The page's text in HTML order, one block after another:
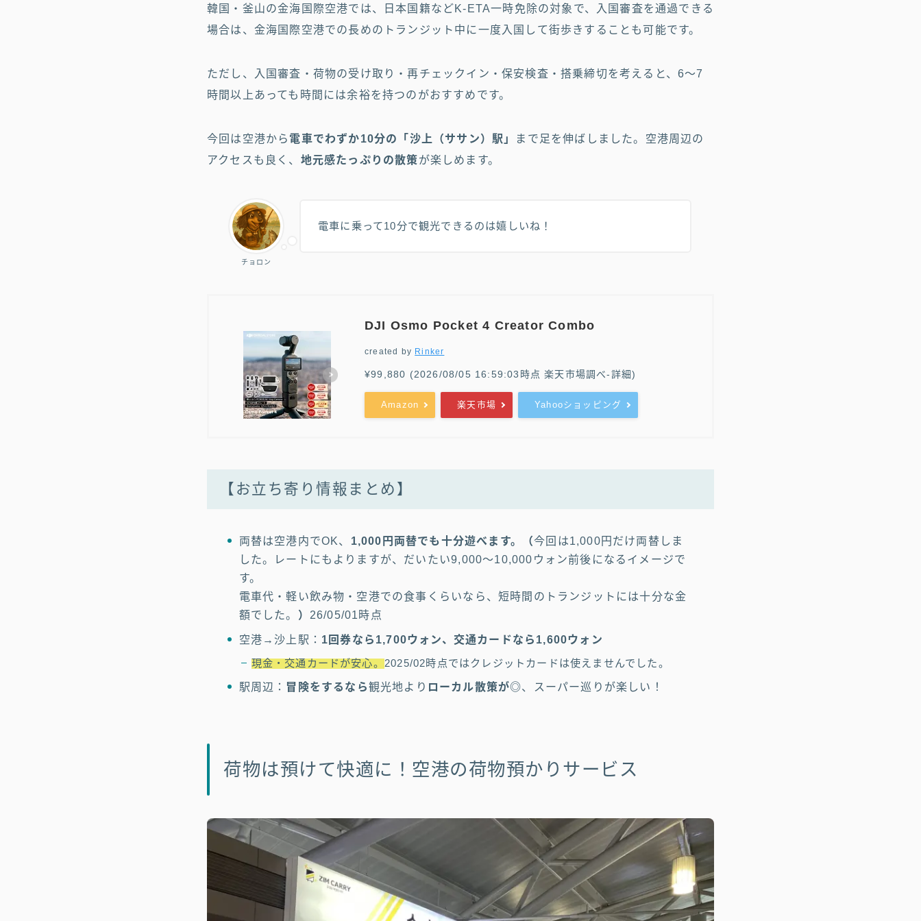
韓国・釜山の金海国際空港では、日本国籍などK-ETA一時免除の対象で、入国審査を通過できる
場合は、金海国際空港での長めのトランジット中に一度入国して街歩きすることも可能です。
ただし、入国審査・荷物の受け取り・再チェックイン・保安検査・搭乗締切を考えると、6〜7
時間以上あっても時間には余裕を持つのがおすすめです。
今回は空港から 電車でわずか10分の「沙上（ササン）駅」
まで足を伸ばしました。空港周辺の
アクセスも良く、 地元感たっぷりの散策が楽しめます。
チョロン
電車に乗って10分で観光できるのは嬉しいね！
DJI Osmo Pocket 4 Creator Combo
created by Rinker
¥99,880 (2026/08/05 16:59:03時点 楽天市場調べ-詳細)
Amazon 楽天市場 Yahooショッピング
【お立ち寄り情報まとめ】
両替は空港内でOK、 1,000円 両替でも十分遊べます。（今回は1,000円だけ両替しま
した。レートにもよりますが、だいたい9,000〜10,000ウォン前後になるイメージで
す。
電車代・軽い飲み物・空港での食事くらいなら、短時間のトランジットには十分な金
額でした。 ） 26/05/01時点
空港→沙上駅： 1回券なら1,700ウォン、交通カードなら1,600ウォン
現金・交通カードが安心。 2025/02時点ではクレジットカードは使えませんでした。
駅周辺： 冒険をするなら観光地より ローカル散策が◎、スーパー巡りが楽しい！
荷物は預けて快適に！空港の荷物預かりサービス